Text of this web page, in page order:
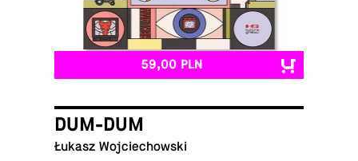
59,00 PLN
DUM-DUM
Łukasz Wojciechowski